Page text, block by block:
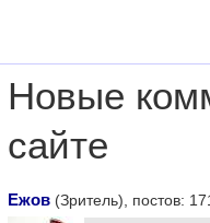
Новые
сайте
Ежов (Зритель), постов: